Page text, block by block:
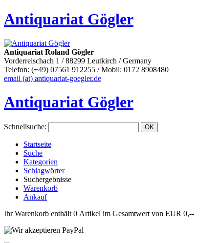
Antiquariat Gögler
Antiquariat Roland Gögler
Vorderreischach 1 / 88299 Leutkirch / Germany
Telefon: (+49) 07561 912255 / Mobil: 0172 8908480
email (at) antiquariat-goegler.de
Antiquariat Gögler
Schnellsuche:
Startseite
Suche
Kategorien
Schlagwörter
Suchergebnisse
Warenkorb
Ankauf
Ihr Warenkorb enthält 0 Artikel im Gesamtwert von EUR 0,--